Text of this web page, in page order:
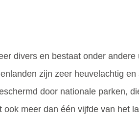
divers en bestaat onder
zijn zeer heuvelachtig
door nationale parken,
meer dan één vijfde van het